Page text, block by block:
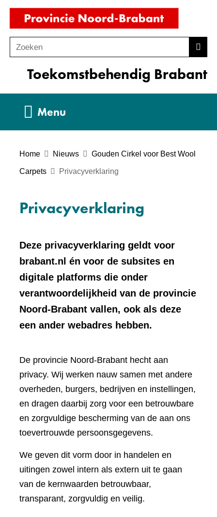
Ga
de
inhoud
o
Zoeken
Toekomstbehendig Brabant
Menu
Home Nieuws Gouden Cirkel voor Best Wool
Carpets Privacyverklaring
Privacyverklaring
Deze privacyverklaring geldt voor
brabant.nl én voor de subsites en
digitale platforms die onder
verantwoordelijkheid van de provincie
Noord-Brabant vallen, ook als deze
een ander webadres hebben.
De provincie Noord-Brabant hecht aan
privacy. Wij werken nauw samen met andere
overheden, burgers, bedrijven en instellingen,
en dragen daarbij zorg voor een betrouwbare
en zorgvuldige bescherming van de aan ons
toevertrouwde persoonsgegevens.
We geven dit vorm door in handelen en
uitingen zowel intern als extern uit te gaan
van de kernwaarden betrouwbaar,
transparant, zorgvuldig en veilig.